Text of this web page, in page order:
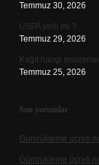
Temmuz 30, 2026
USPA yerli mi ?
Temmuz 29, 2026
Kağıt hangi
Temmuz 25, 2026
Son yorumlar
Gümrükleme ücreti
Gümrükleme ücreti